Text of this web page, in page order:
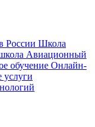
России Школа
Авиационный
обучение Онлайн-
услуги